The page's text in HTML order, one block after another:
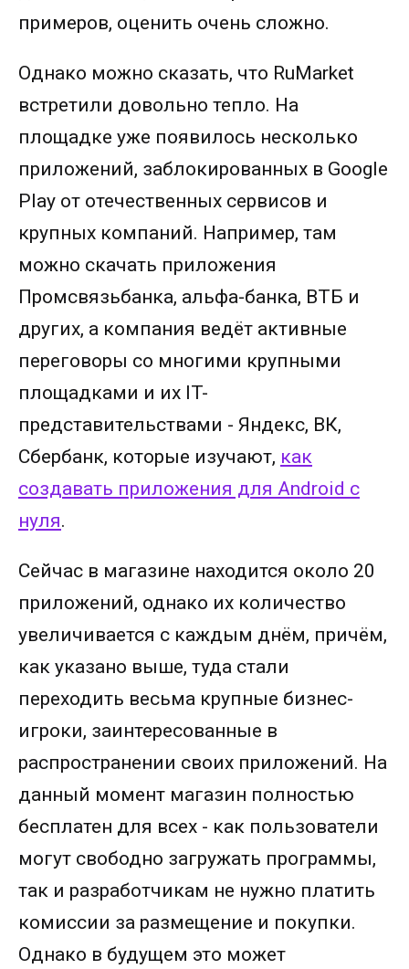
примеров, оценить очень сложно.
Однако можно сказать, что RuMarket
встретили довольно тепло. На
площадке уже появилось несколько
приложений, заблокированных в Google
Play от отечественных сервисов и
крупных компаний. Например, там
можно скачать приложения
Промсвязьбанка, альфа-банка, ВТБ и
других, а компания ведёт активные
переговоры со многими крупными
площадками и их IT-
представительствами - Яндекс, ВК,
Сбербанк, которые изучают, как
создавать приложения для Android с
нуля.
Сейчас в магазине находится около 20
приложений, однако их количество
увеличивается с каждым днём, причём,
как указано выше, туда стали
переходить весьма крупные бизнес-
игроки, заинтересованные в
распространении своих приложений. На
данный момент магазин полностью
бесплатен для всех - как пользователи
могут свободно загружать программы,
так и разработчикам не нужно платить
комиссии за размещение и покупки.
Однако в будущем это может